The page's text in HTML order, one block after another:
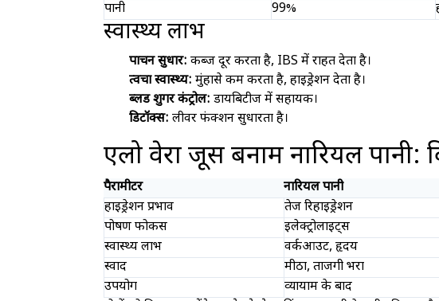
पानी
99%
स्वास्थ्य लाभ
पाचन सुधार: कब्ज दूर करता है, IBS में राहत देता है।
त्वचा स्वास्थ्य: मुंहासे कम करता है, हाइड्रेशन देता है।
ब्लड शुगर कंट्रोल: डायबिटीज में सहायक।
डिटॉक्स: लीवर फंक्शन सुधारता है।
एलो वेरा जूस बनाम नारियल पानी:
पैरामीटर नारियल पानी
हाइड्रेशन प्रभाव
तेज रिहाइड्रेशन
पोषण फोकस
इलेक्ट्रोलाइट्स
स्वास्थ्य लाभ
वर्कआउट, हृदय
स्वाद
मीठा, ताजगी भरा
उपयोग
व्यायाम के बाद